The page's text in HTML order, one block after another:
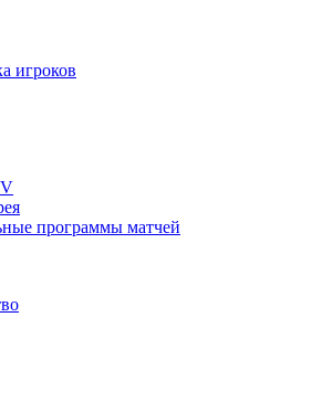
игроков
программы матчей